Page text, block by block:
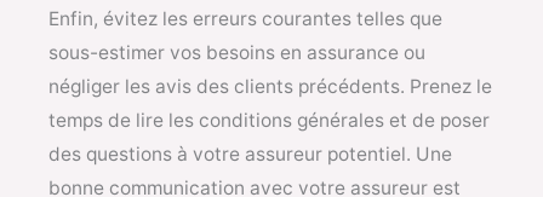
Enfin, évitez les erreurs courantes telles que
sous-estimer vos besoins en assurance ou
négliger les avis des clients précédents. Prenez le
temps de lire les conditions générales et de poser
des questions à votre assureur potentiel. Une
bonne communication avec votre assureur est